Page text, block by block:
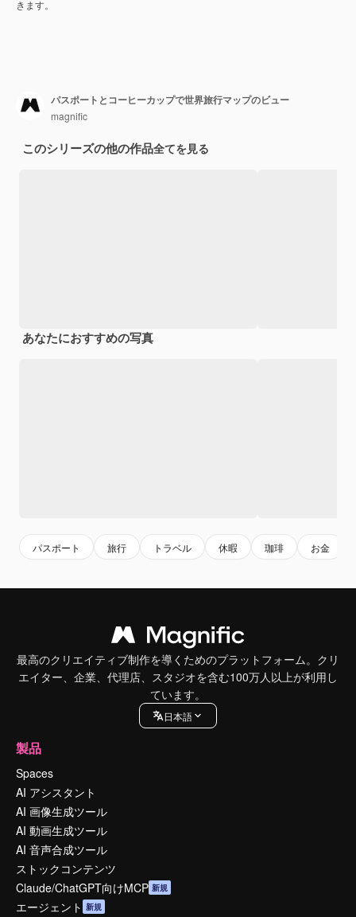
きます。
パスポートとコーヒーカップで世界旅行マップのビュー
magnific
このシリーズの他の作品全てを見る
あなたにおすすめの写真
パスポート 旅行 トラベル 休暇 珈琲 お金
最高のクリエイティブ制作を導くためのプラットフォーム。クリ
エイター、企業、代理店、スタジオを含む100万人以上が利用し
ています。
日本語
製品
Spaces
AI アシスタント
AI 画像生成ツール
AI 動画生成ツール
AI 音声合成ツール
ストックコンテンツ
Claude/ChatGPT向けMCP 新規
エージェント 新規